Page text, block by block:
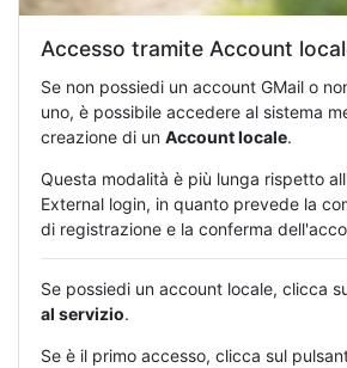
Accesso tramite Account
Se non possiedi un account GMail o
uno, è possibile accedere al sistema
creazione di un Account locale.
Questa modalità è più lunga rispetto
External login, in quanto prevede la
di registrazione e la conferma
Se possiedi un account locale, clicca
al servizio.
Se è il primo accesso, clicca sul